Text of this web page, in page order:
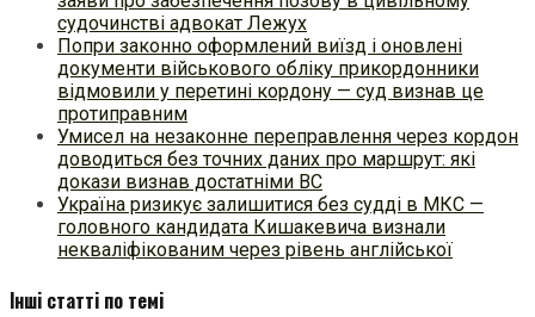
судочинстві адвокат Лежух
Попри законно оформлений виїзд і оновлені
документи військового обліку прикордонники
відмовили у перетині кордону — суд визнав це
протиправним
Умисел на незаконне переправлення через кордон
доводиться без точних даних про маршрут: які
докази визнав достатніми ВС
Україна ризикує залишитися без судді в МКС —
головного кандидата Кишакевича визнали
некваліфікованим через рівень англійської
Інші статті по темі